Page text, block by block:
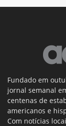
Fundado em
jornal semanal
centenas de
americanos e
Com notícias